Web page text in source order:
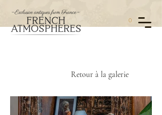
0
Retour à la galerie